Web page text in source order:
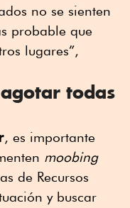
no se sienten
probable que
lugares”,
todas
, es importante
moobing
de Recursos
y buscar